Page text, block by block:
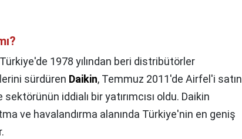
Türkiye'de 1978 yılından beri distribütörler
sürdüren Daikin, Temmuz 2011'de Airfel'i satın
iddialı bir yatırımcısı oldu. Daikin
ve havalandırma alanında Türkiye'nin en geniş